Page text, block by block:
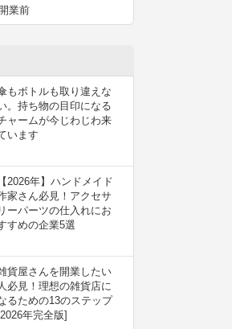
開業前
もボトルも取り違えな
。持ち物の目印になる
ャームが今じわじわ来
います
【2026年】ハンドメイド
家さん必見！アクセサ
リーパーツの仕入れにお
すめの企業5選
貨屋さんを開業したい
必見！理想の雑貨店に
るための13のステップ
年完全版]